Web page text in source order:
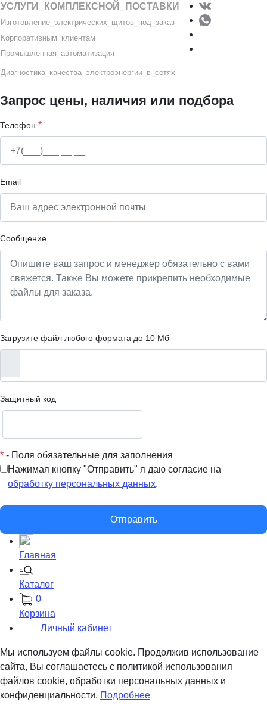
УСЛУГИ КОМПЛЕКСНОЙ ПОСТАВКИ
Изготовление электрических щитов под заказ
Корпоративным клиентам
Промышленная автоматизация
Диагностика качества электроэнергии в сетях
Запрос цены, наличия или подбора
Телефон *
Email
Сообщение
Загрузите файл любого формата до 10 Мб
Защитный код
* - Поля обязательные для заполнения
Нажимая кнопку "Отправить" я даю согласие на
обработку персональных данных.
Отправить
Главная
Каталог
0
Корзина
Личный кабинет
Мы используем файлы cookie. Продолжив использование
сайта, Вы соглашаетесь с политикой использования
файлов cookie, обработки персональных данных и
конфиденциальности. Подробнее